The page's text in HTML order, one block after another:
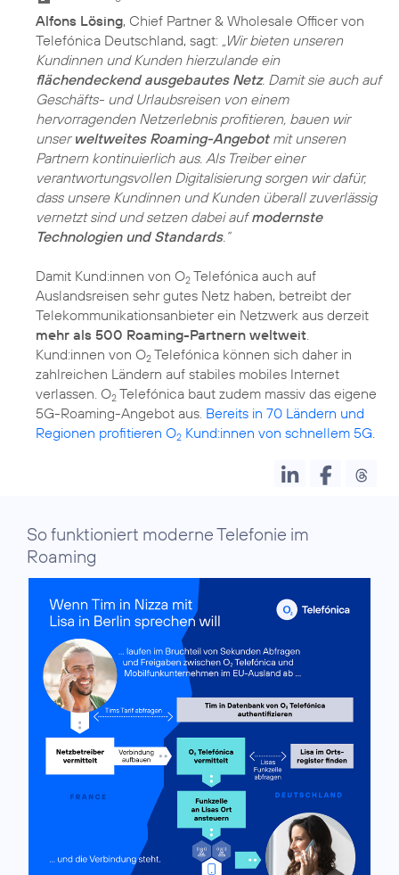
Alfons Lösing, Chief Partner & Wholesale Officer von
Telefónica Deutschland, sagt: „Wir bieten unseren
Kundinnen und Kunden hierzulande ein
flächendeckend ausgebautes Netz. Damit sie auch auf
Geschäfts- und Urlaubsreisen von einem
hervorragenden Netzerlebnis profitieren, bauen wir
unser weltweites Roaming-Angebotmit unseren
Partnern kontinuierlich aus. Als Treiber einer
verantwortungsvollen Digitalisierung sorgen wir dafür,
dass unsere Kundinnen und Kunden überall zuverlässig
vernetzt sind und setzen dabei aufmodernste
Technologien und Standards.“
Damit Kund:innen von O2 Telefónica auch auf
Auslandsreisen sehr gutes Netz haben, betreibt der
Telekommunikationsanbieter ein Netzwerk aus derzeit
mehr als 500 Roaming-Partnern weltweit.
Kund:innen von O2 Telefónica können sich daher in
zahlreichen Ländern auf stabiles mobiles Internet
verlassen. O2 Telefónica baut zudem massiv das eigene
5G-Roaming-Angebot aus. Bereits in 70 Ländern und
Regionen profitieren O2 Kund:innen von schnellem 5G.
So funktioniert moderne Telefonie im
Roaming